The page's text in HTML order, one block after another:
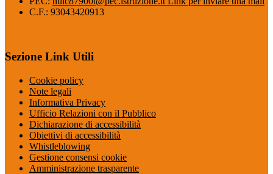
C.F.: 93043420913
Sezione Link Utili
Cookie policy
Note legali
Informativa Privacy
Ufficio Relazioni con il Pubblico
Dichiarazione di accessibilità
Obiettivi di accessibilità
Whistleblowing
Gestione consensi cookie
Amministrazione trasparente